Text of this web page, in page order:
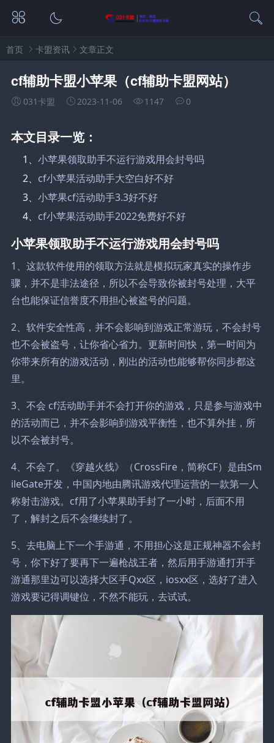
首页 卡盟资讯 文章正文
cf辅助卡盟小苹果（cf辅助卡盟网站）
031卡盟 2023-11-06 1147 0
本文目录一览：
1、小苹果领取助手不运行游戏用会封号吗
2、 cf小苹果活动助手大空白好不好
3、小苹果cf活动助手3.3好不好
4、 cf小苹果活动助手2022免费好不好
小苹果领取助手不运行游戏用会封号吗
1、这款软件使用的领取方法就是模拟玩家真实的操作步
骤，并不是非法途径，所以不会导致你被封号处理，大平
台也能保证信誉度不用担心被盗号的问题。
2、软件安全性高，并不会影响到游戏正常游玩，不会封号
也不会被盗号，让你省心省力。更新时间快，第一时间为
你带来所有的游戏活动，刚出的活动也能够帮你同步都这
里。
3、不会 cf活动助手并不会打开你的游戏，只是参与游戏中
的活动而已，并不会影响到游戏平衡性，也不算外挂，所
以不会被封号。
4、不会了。《穿越火线》（CrossFire，简称CF）是由Sm
ileGate开发，中国内地由腾讯游戏代理运营的一款第一人
称射击游戏。cf用了小苹果助手封了一小时，后面不用
了，解封之后不会继续封了。
5、去电脑上下一个手游通，不用担心这是正规神器不会封
号，你下好了要再下一遍枪战王者，然后用手游通打开手
游通那里边可以选择大区手Qxx区，iosxx区，选好了进入
游戏要记得调键位，不然不能玩，去试试。